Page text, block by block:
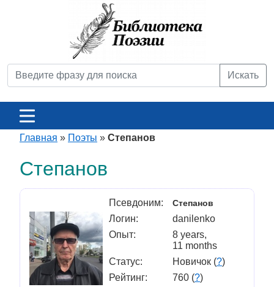
Искать
Главная » Поэты » Степанов
Степанов
Псевдоним: Степанов
Логин:
danilenko
Опыт:
8 years,
11 months
Статус:
Новичок (?)
Рейтинг:
760 (?)